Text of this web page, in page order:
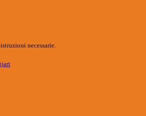
necessarie.